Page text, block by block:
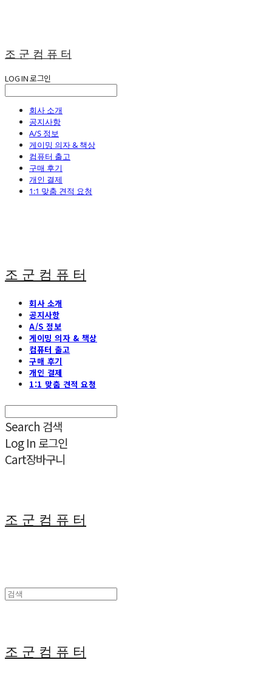
조 군 컴 퓨 터
LOG IN로그인
회사 소개
공지사항
A/S 정보
게이밍 의자 & 책상
컴퓨터 출고
구매 후기
개인 결제
1:1 맞춤 견적 요청
조 군 컴 퓨 터
회사 소개
공지사항
A/S 정보
게이밍 의자 & 책상
컴퓨터 출고
구매 후기
개인 결제
1:1 맞춤 견적 요청
Search 검색
Log In 로그인
Cart장바구니
조 군 컴 퓨 터
조 군 컴 퓨 터